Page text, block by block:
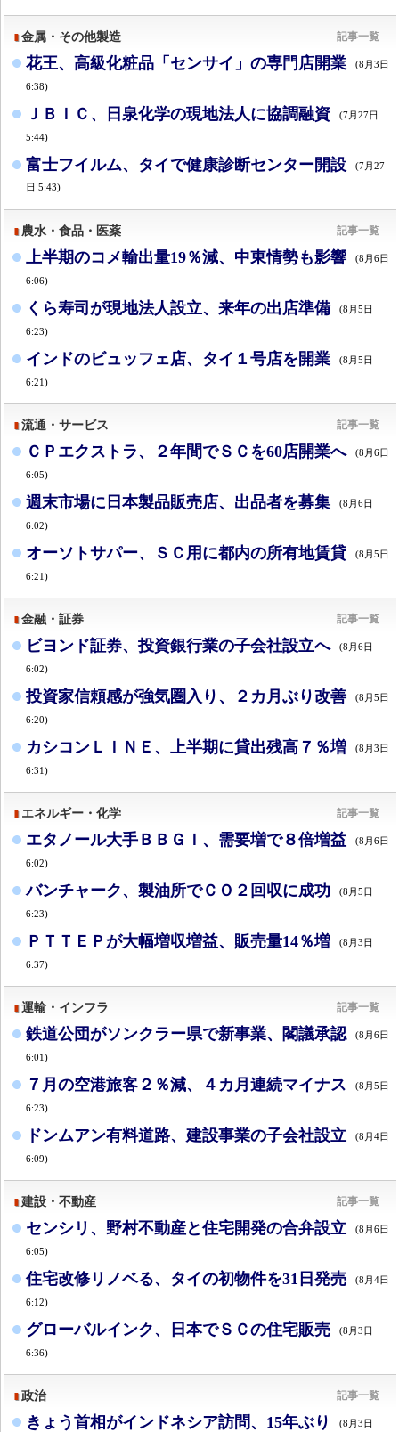
金属・その他製造 記事一覧
花王、高級化粧品「センサイ」の専門店開業 (8月3日
6:38)
ＪＢＩＣ、日泉化学の現地法人に協調融資 (7月27日
5:44)
富士フイルム、タイで健康診断センター開設
(7月27
日 5:43)
農水・食品・医薬 記事一覧
上半期のコメ輸出量19％減、中東情勢も影響 (8月6日
6:06)
くら寿司が現地法人設立、来年の出店準備 (8月5日
6:23)
インドのビュッフェ店、タイ１号店を開業 (8月5日
6:21)
流通・サービス 記事一覧
ＣＰエクストラ、２年間でＳＣを60店開業へ (8月6日
6:05)
週末市場に日本製品販売店、出品者を募集 (8月6日
6:02)
オーソトサパー、ＳＣ用に都内の所有地賃貸 (8月5日
6:21)
金融・証券 記事一覧
ビヨンド証券、投資銀行業の子会社設立へ (8月6日
6:02)
投資家信頼感が強気圏入り、２カ月ぶり改善 (8月5日
6:20)
カシコンＬＩＮＥ、上半期に貸出残高７％増 (8月3日
6:31)
エネルギー・化学 記事一覧
エタノール大手ＢＢＧＩ、需要増で８倍増益 (8月6日
6:02)
バンチャーク、製油所でＣＯ２回収に成功 (8月5日
6:23)
ＰＴＴＥＰが大幅増収増益、販売量14％増 (8月3日
6:37)
運輸・インフラ 記事一覧
鉄道公団がソンクラー県で新事業、閣議承認 (8月6日
6:01)
７月の空港旅客２％減、４カ月連続マイナス (8月5日
6:23)
ドンムアン有料道路、建設事業の子会社設立 (8月4日
6:09)
建設・不動産 記事一覧
センシリ、野村不動産と住宅開発の合弁設立 (8月6日
6:05)
住宅改修リノベる、タイの初物件を31日発売 (8月4日
6:12)
グローバルインク、日本でＳＣの住宅販売 (8月3日
6:36)
政治 記事一覧
きょう首相がインドネシア訪問、15年ぶり (8月3日